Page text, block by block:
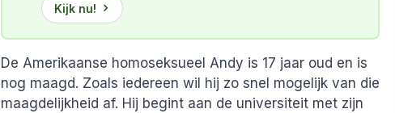
Kijk nu!
De Amerikaanse homoseksueel Andy is 17 jaar oud en is
nog maagd. Zoals iedereen wil hij zo snel mogelijk van die
maagdelijkheid af. Hij begint aan de universiteit met zijn